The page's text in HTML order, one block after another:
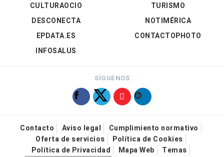
CULTURAOCIO
DESCONECTA
EPDATA.ES
INFOSALUS
TURISMO
NOTIMÉRICA
CONTACTOPHOTO
SÍGUENOS
Contacto Aviso legal
Cumplimiento normativo
Oferta de servicios
Política de Cookies
Política de Privacidad
Mapa Web
Temas